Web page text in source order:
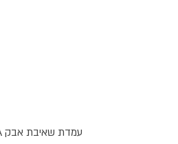
עמדת שאיבת אבק PROXXON 27520 ASA